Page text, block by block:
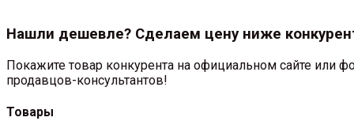
Нашли дешевле? Сделаем цену ниже
Покажите товар конкурента на официальном сайте или
продавцов-консультантов!
Товары